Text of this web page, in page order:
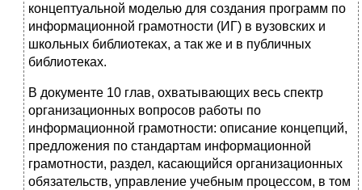
концептуальной моделью для создания программ по
информационной грамотности (ИГ) в вузовских и
школьных библиотеках, а так же и в публичных
библиотеках.
В документе 10 глав, охватывающих весь спектр
организационных вопросов работы по
информационной грамотности: описание концепций,
предложения по стандартам информационной
грамотности, раздел, касающийся организационных
обязательств, управление учебным процессом, в том